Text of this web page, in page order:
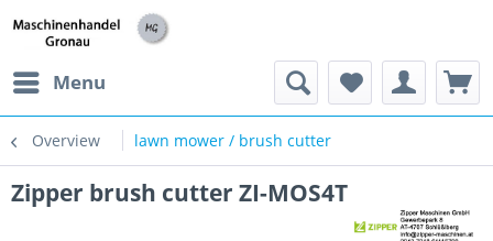
Menu
Overview lawn mower / brush cutter
Zipper brush cutter ZI-MOS4T